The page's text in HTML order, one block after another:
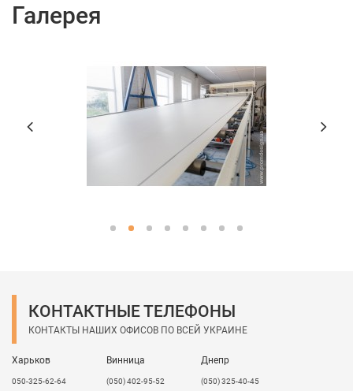
Галерея
КОНТАКТНЫЕ ТЕЛЕФОНЫ
КОНТАКТЫ НАШИХ ОФИСОВ ПО ВСЕЙ УКРАИНЕ
Харьков
050-325-62-64
Винница
(050) 402-95-52
Днепр
(050) 325-40-45